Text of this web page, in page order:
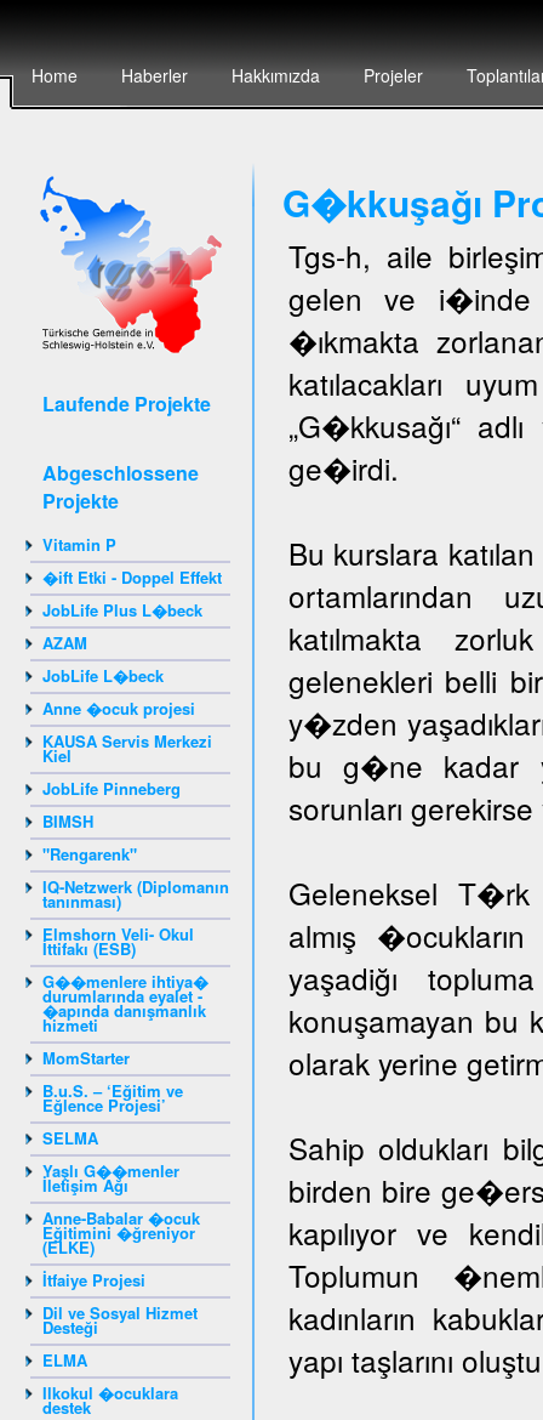
Home Haberler Hakkımızda Projeler
Laufende Projekte
Abgeschlossene
Projekte
Vitamin P
�ift Etki - Doppel Effekt
JobLife Plus L�beck
AZAM
JobLife L�beck
Anne �ocuk projesi
KAUSA Servis Merkezi
Kiel
JobLife Pinneberg
BIMSH
"Rengarenk"
IQ-Netzwerk (Diplomanın
tanınması)
Elmshorn Veli- Okul
İttifakı (ESB)
G��menlere ihtiya�
durumlarında eyalet -
�apında danışmanlık
hizmeti
MomStarter
B.u.S. – ‘Eğitim ve
Eğlence Projesi’
SELMA
Yaşlı G��menler
İletişim Ağı
Anne-Babalar �ocuk
Eğitimini �ğreniyor
(ELKE)
İtfaiye Projesi
Dil ve Sosyal Hizmet
Desteği
ELMA
Ilkokul �ocuklara
destek
G�kkuşağı
Tgs-h, aile
gelen ve i�inde
�ıkmakta
katılacakları
„G�kkusağı“
ge�irdi.
Bu kurslara
ortamlarından
katılmakta
gelenekleri belli
y�zden
bu g�ne kadar
sorunları
Geleneksel
almış
yaşadiğı
konuşamayan bu
olarak yerine
Sahip oldukları
birden bire
kapılıyor ve
Toplumun
kadınların
yapı taşlarını